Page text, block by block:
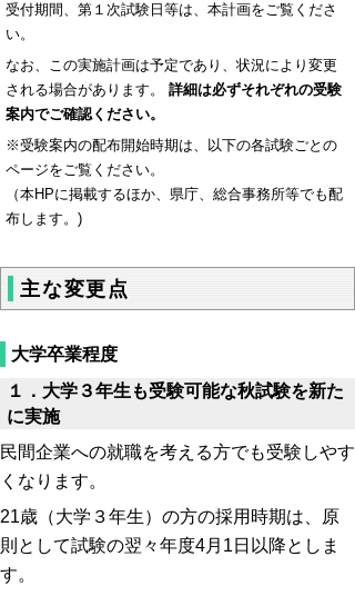
受付期間、第１次試験日等は、本計画をご覧くださ
い。
なお、この実施計画は予定であり、状況により変更
される場合があります。
詳細は必ずそれぞれの受験
案内でご確認ください。
※受験案内の配布開始時期は、以下の各試験ごとの
ページをご覧ください。
（本HPに掲載するほか、県庁、総合事務所等でも配
布します。)
主な変更点
大学卒業程度
１．大学３年生も受験可能な秋試験を新た
に実施
民間企業への就職を考える方でも受験しやす
くなります。
21歳（大学３年生）の方の採用時期は、原
則として試験の翌々年度4月1日以降としま
す。